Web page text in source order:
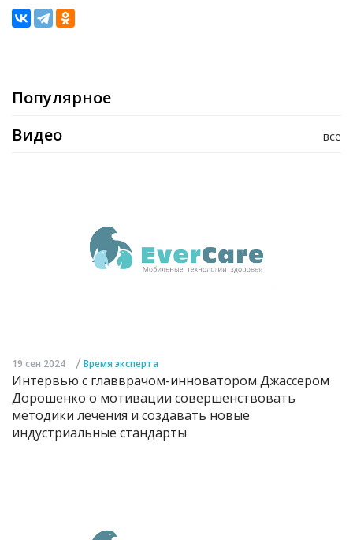
Популярное
все
Видео
19 сен 2024 / Время эксперта
Интервью с главврачом-инноватором Джассером
Дорошенко о мотивации совершенствовать
методики лечения и создавать новые
индустриальные стандарты